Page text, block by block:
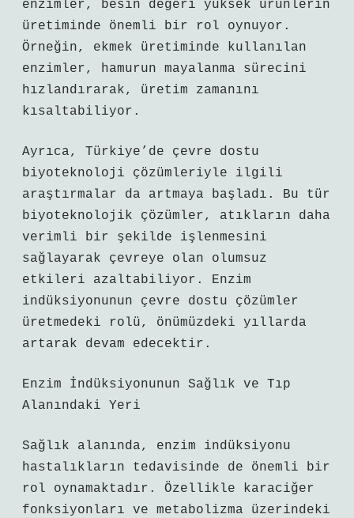
enzimler, besin değeri yüksek ürünlerin
üretiminde önemli bir rol oynuyor.
Örneğin, ekmek üretiminde kullanılan
enzimler, hamurun mayalanma sürecini
hızlandırarak, üretim zamanını
kısaltabiliyor.
Ayrıca, Türkiye’de çevre dostu
biyoteknoloji çözümleriyle ilgili
araştırmalar da artmaya başladı. Bu tür
biyoteknolojik çözümler, atıkların daha
verimli bir şekilde işlenmesini
sağlayarak çevreye olan olumsuz
etkileri azaltabiliyor. Enzim
indüksiyonunun çevre dostu çözümler
üretmedeki rolü, önümüzdeki yıllarda
artarak devam edecektir.
Enzim İndüksiyonunun Sağlık ve Tıp
Alanındaki Yeri
Sağlık alanında, enzim indüksiyonu
hastalıkların tedavisinde de önemli bir
rol oynamaktadır. Özellikle karaciğer
fonksiyonları ve metabolizma üzerindeki